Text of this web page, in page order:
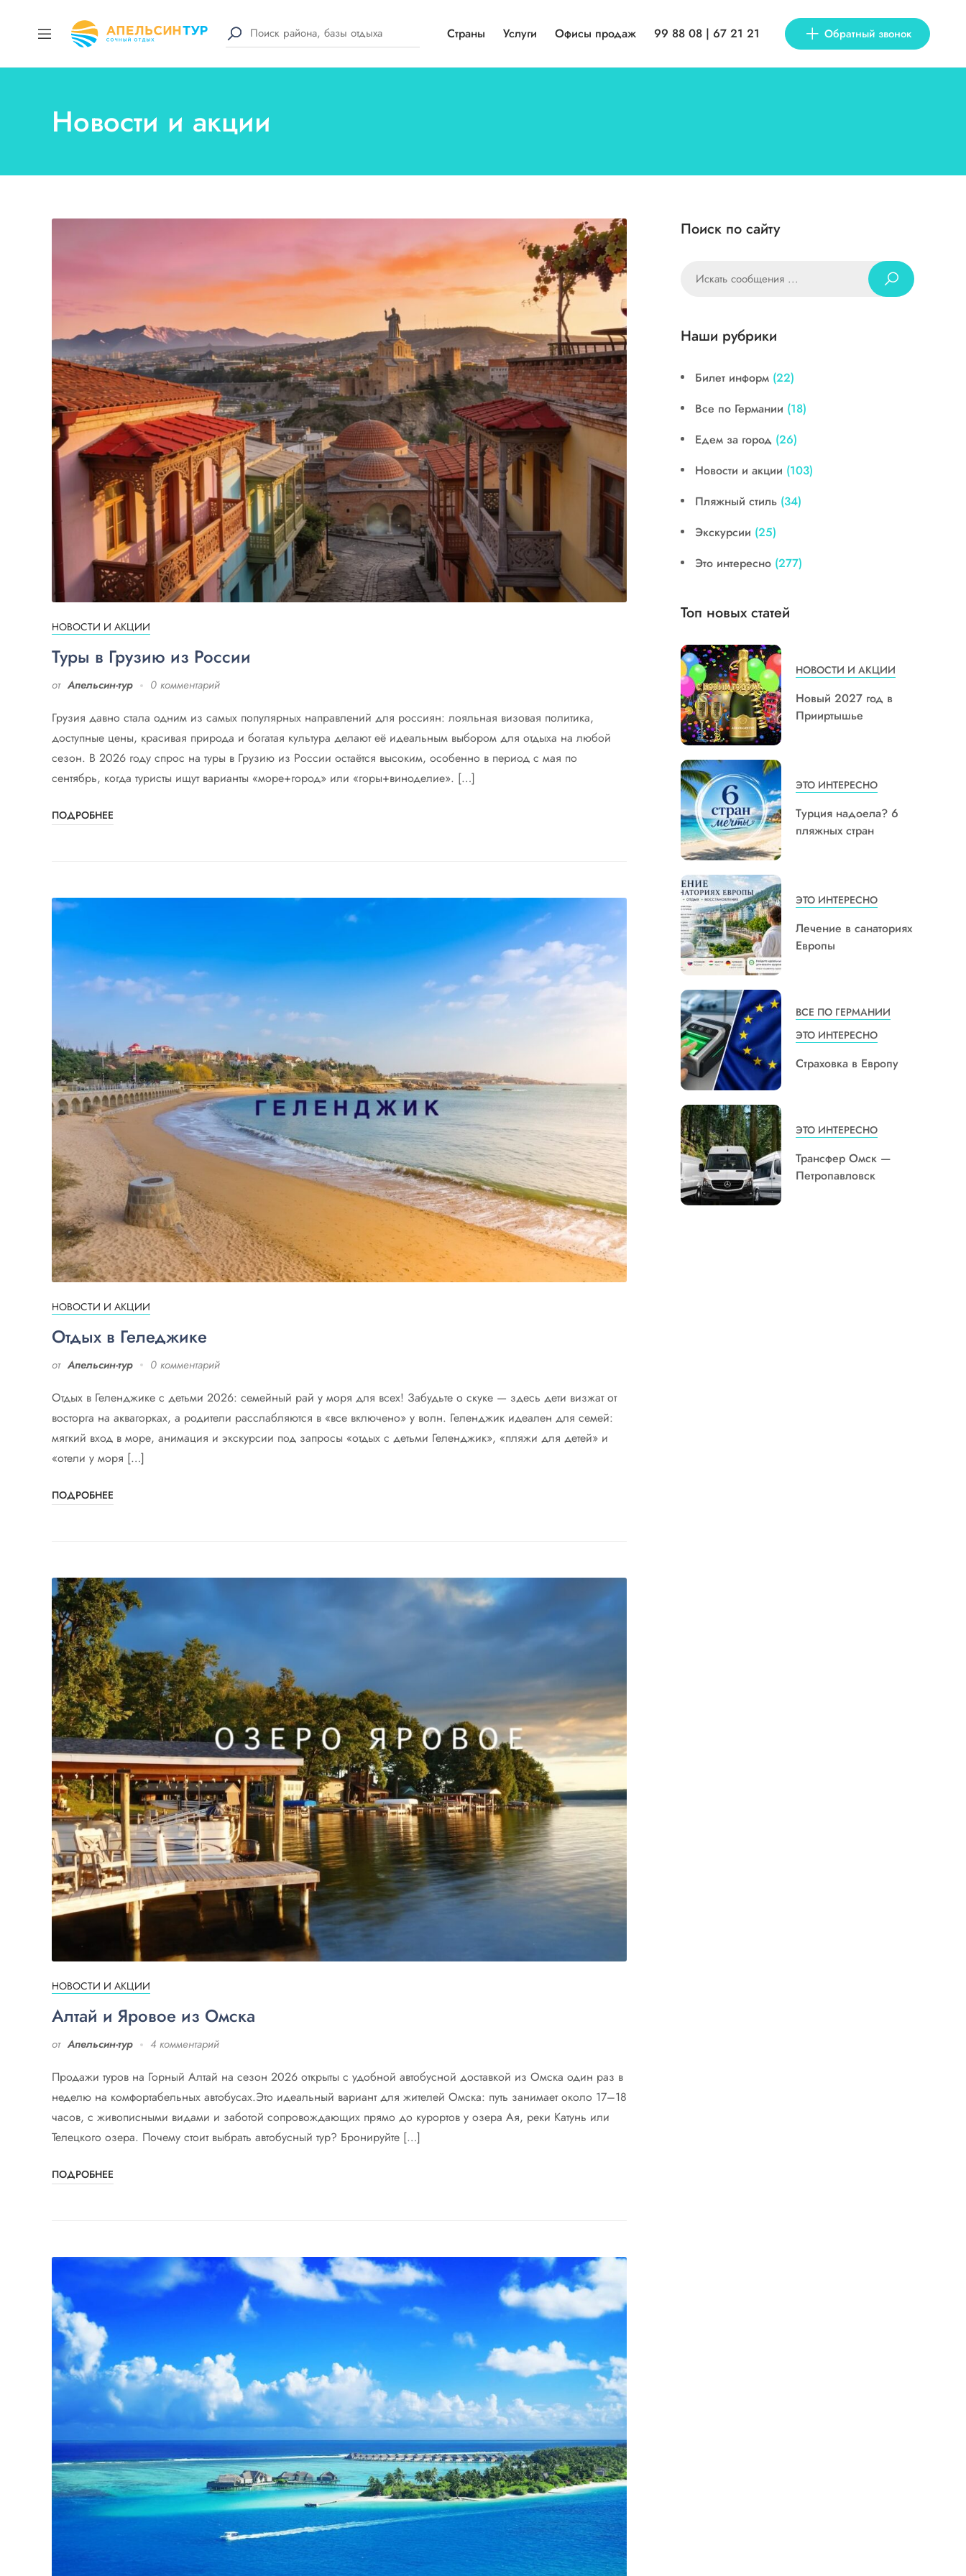
Страны Услуги Офисы продаж 99 88 08 | 67 21 21 Обратный звонок
Новости и акции
НОВОСТИ И АКЦИИ
Туры в Грузию из России
от Апельсин-тур 0 комментарий
Грузия давно стала одним из самых популярных направлений для россиян: лояльная визовая политика,
доступные цены, красивая природа и богатая культура делают её идеальным выбором для отдыха на любой
сезон. В 2026 году спрос на туры в Грузию из России остаётся высоким, особенно в период с мая по
сентябрь, когда туристы ищут варианты «море+город» или «горы+виноделие». […]
ПОДРОБНЕЕ
НОВОСТИ И АКЦИИ
Отдых в Геледжике
от Апельсин-тур 0 комментарий
Отдых в Геленджике с детьми 2026: семейный рай у моря для всех! Забудьте о скуке — здесь дети визжат от
восторга на аквагорках, а родители расслабляются в «все включено» у волн. Геленджик идеален для семей:
мягкий вход в море, анимация и экскурсии под запросы «отдых с детьми Геленджик», «пляжи для детей» и
«отели у моря […]
ПОДРОБНЕЕ
НОВОСТИ И АКЦИИ
Алтай и Яровое из Омска
от Апельсин-тур 4 комментарий
Продажи туров на Горный Алтай на сезон 2026 открыты с удобной автобусной доставкой из Омска один раз в
неделю на комфортабельных автобусах.Это идеальный вариант для жителей Омска: путь занимает около 17–18
часов, с живописными видами и заботой сопровождающих прямо до курортов у озера Ая, реки Катунь или
Телецкого озера. Почему стоит выбрать автобусный тур? Бронируйте […]
ПОДРОБНЕЕ
Поиск по сайту
Наши рубрики
Билет информ (22)
Все по Германии (18)
Едем за город (26)
Новости и акции (103)
Пляжный стиль (34)
Экскурсии (25)
Это интересно (277)
Топ новых статей
НОВОСТИ И АКЦИИ
Новый 2027 год в
Прииртышье
ЭТО ИНТЕРЕСНО
Турция надоела? 6
пляжных стран
ЭТО ИНТЕРЕСНО
Лечение в санаториях
Европы
ВСЕ ПО ГЕРМАНИИ
ЭТО ИНТЕРЕСНО
Страховка в Европу
ЭТО ИНТЕРЕСНО
Трансфер Омск —
Петропавловск